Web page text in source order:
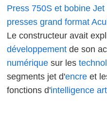
Press 750S et bobine
presses grand format
Le constructeur avait
développement de son
numérique sur les
segments jet d'encre et
fonctions d'intelligence